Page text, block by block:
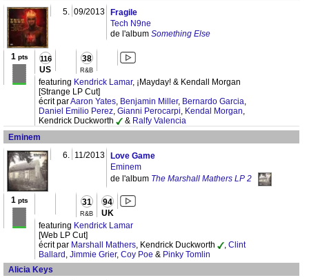
5. 09/2013
Fragile
Tech N9ne
de l'album Something Else
1 pts
116
US
38
R&B
featuring Kendrick Lamar, ¡Mayday! & Kendall Morgan
[Strange LP Cut]
écrit parAaron Yates, Benjamin Miller, Bernardo Garcia,
Daniel Emilio Perez, Gianni Perocarpi, Kendal Morgan,
Kendrick Duckworth
& Ralfy Valencia
Eminem
6. 11/2013
Love Game
Eminem
de l'album The Marshall Mathers LP 2
1 pts 31
R&B
94
UK
featuring Kendrick Lamar
[Web LP Cut]
écrit par Marshall Mathers, Kendrick Duckworth , Clint
Ballard , Jimmie Grier, Coy Poe & Pinky Tomlin
Alicia Keys